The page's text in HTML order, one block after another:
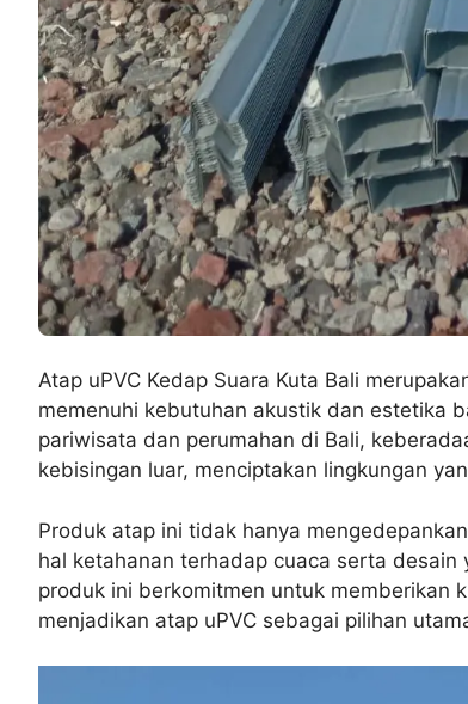
Atap uPVC Kedap Suara Kuta Bali
memenuhi kebutuhan akustik dan estetika
pariwisata dan perumahan di Bali,
kebisingan luar, menciptakan lingkungan
Produk atap ini tidak hanya
hal ketahanan terhadap cuaca serta
produk ini berkomitmen untuk memberikan
menjadikan atap uPVC sebagai pilihan